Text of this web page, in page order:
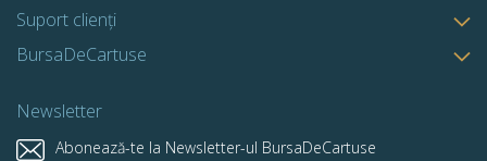
Suport clienți
BursaDeCartuse
Newsletter
Abonează-te la Newsletter-ul BursaDeCartuse